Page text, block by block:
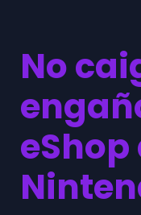
No
eShop